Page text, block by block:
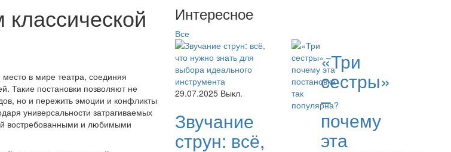
в мире театра, соединяя
Такие постановки позволяют не
но и пережить эмоции и конфликты
универсальности затрагиваемых
востребованными и любимыми
Интересное
Все
29.07.2025 Выкл.
Звучание
струн: всё,
«Три
сестры»
–
почему
эта